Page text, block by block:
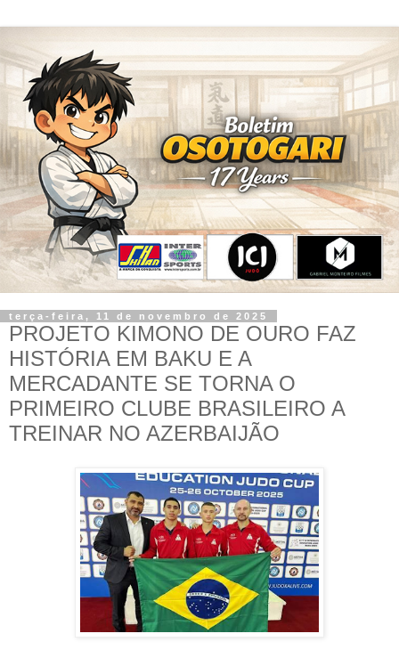
terça-feira, 11 de novembro de 2025
PROJETO KIMONO DE OURO FAZ
HISTÓRIA EM BAKU E A
MERCADANTE SE TORNA O
PRIMEIRO CLUBE BRASILEIRO A
TREINAR NO AZERBAIJÃO